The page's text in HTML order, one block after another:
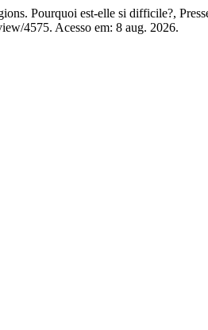
Pourquoi est-elle si difficile?,
4575. Acesso em: 8 aug. 2026.